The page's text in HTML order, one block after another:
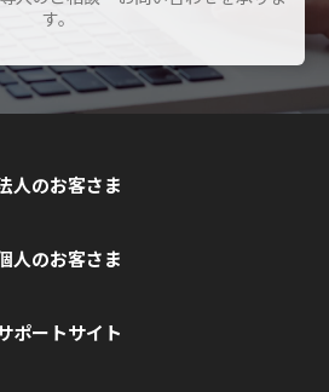
す。
人のお客さま
人のお客さま
ポートサイト